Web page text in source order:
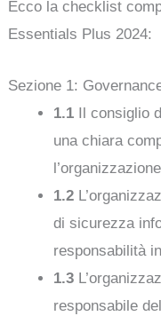
Ecco la checklist
Essentials Plus 2024:
Sezione 1:
1.1 Il consiglio
una chiara
1.2
di sicurezza
responsabilità
1.3
responsabile